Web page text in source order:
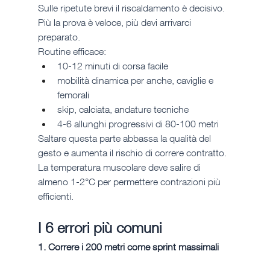
Sulle ripetute brevi il riscaldamento è decisivo.
Più la prova è veloce, più devi arrivarci
preparato.
Routine efficace:
10-12 minuti di corsa facile
mobilità dinamica per anche, caviglie e
femorali
skip, calciata, andature tecniche
4-6 allunghi progressivi di 80-100 metri
Saltare questa parte abbassa la qualità del
gesto e aumenta il rischio di correre contratto.
La temperatura muscolare deve salire di
almeno 1-2°C per permettere contrazioni più
efficienti.
I 6 errori più comuni
1. Correre i 200 metri come sprint massimali